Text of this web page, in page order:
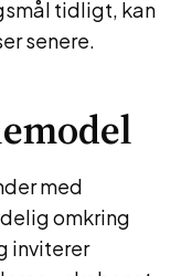
tidligt, kan
senere.
med
omkring
inviterer